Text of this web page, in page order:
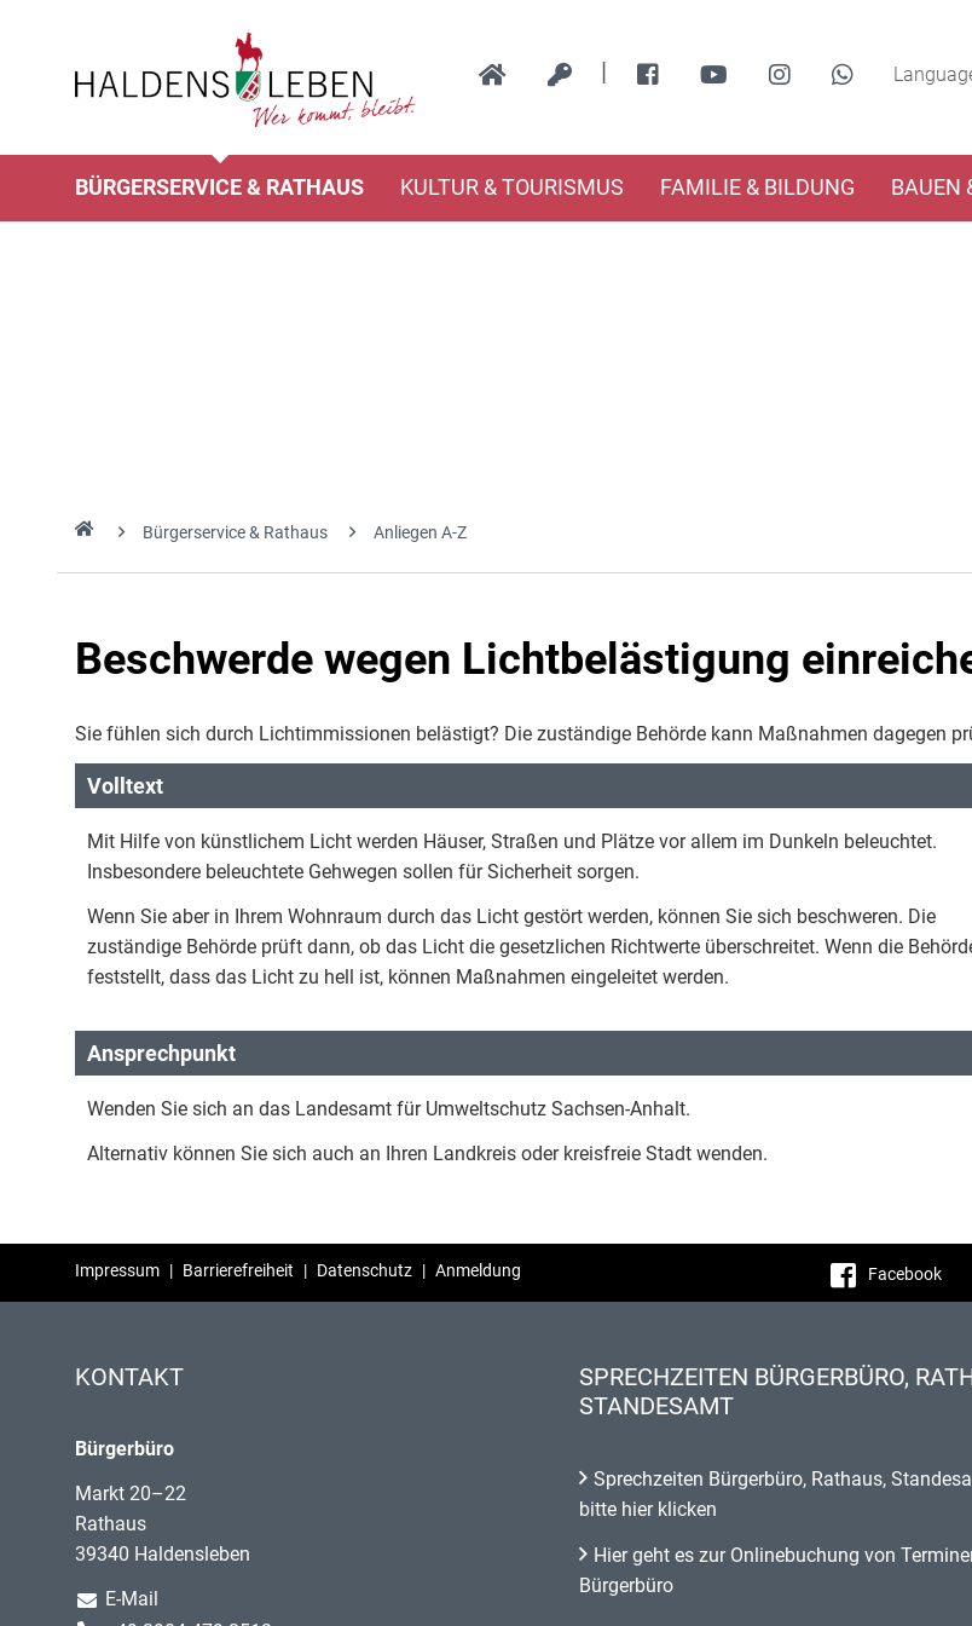
|
BÜRGERSERVICE & RATHAUS KULTUR & TOURISMUS FAMILIE & BILDUNG BAUEN
Bürgerservice & Rathaus Anliegen A-Z
Beschwerde wegen Lichtbelästigung
Sie fühlen sich durch Lichtimmissionen belästigt? Die zuständige Behörde kann Maßnahmen dagegen
Volltext
Mit Hilfe von künstlichem Licht werden Häuser, Straßen und Plätze vor allem im Dunkeln beleuchtet.
Insbesondere beleuchtete Gehwegen sollen für Sicherheit sorgen.
Wenn Sie aber in Ihrem Wohnraum durch das Licht gestört werden, können Sie sich beschweren. Die
zuständige Behörde prüft dann, ob das Licht die gesetzlichen Richtwerte überschreitet. Wenn die
feststellt, dass das Licht zu hell ist, können Maßnahmen eingeleitet werden.
Ansprechpunkt
Wenden Sie sich an das Landesamt für Umweltschutz Sachsen-Anhalt.
Alternativ können Sie sich auch an Ihren Landkreis oder kreisfreie Stadt wenden.
Impressum | Barrierefreiheit | Datenschutz | Anmeldung Facebook
KONTAKT
Bürgerbüro
Markt 20–22
Rathaus
39340 Haldensleben
E-Mail
SPRECHZEITEN BÜRGERBÜRO,
STANDESAMT
Sprechzeiten Bürgerbüro, Rathaus,
bitte hier klicken
Hier geht es zur Onlinebuchung von
Bürgerbüro